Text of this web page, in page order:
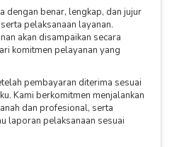
dengan benar, lengkap, dan jujur
pelaksanaan layanan.
akan disampaikan secara
komitmen pelayanan yang
pembayaran diterima sesuai
Kami berkomitmen menjalankan
dan profesional, serta
laporan pelaksanaan sesuai